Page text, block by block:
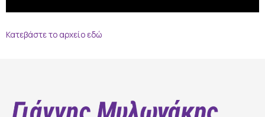
Κατεβάστε το αρχείο εδώ